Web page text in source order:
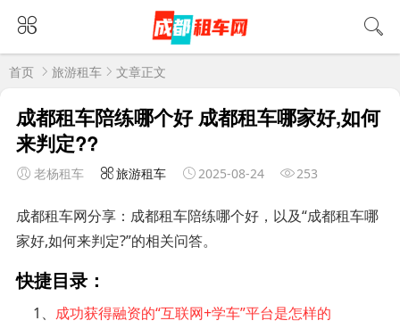
首页 旅游租车 文章正文
成都租车陪练哪个好 成都租车哪家好,如何
来判定??
老杨租车 旅游租车 2025-08-24 253
成都租车网分享：成都租车陪练哪个好，以及“成都租车哪
家好,如何来判定?”的相关问答。
快捷目录：
1、 成功获得融资的“互联网+学车”平台是怎样的